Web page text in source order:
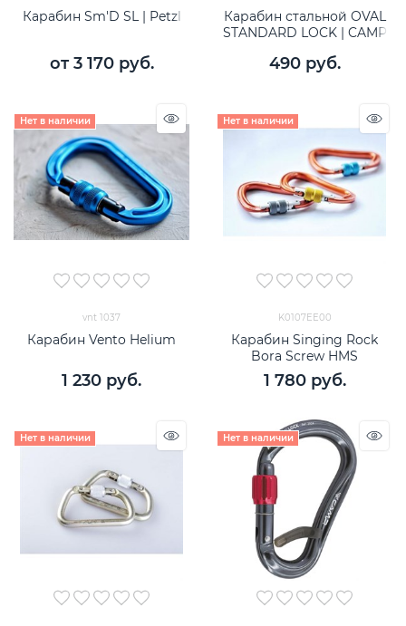
Карабин Sm'D SL | Petzl
от3 170 руб.
Карабин стальной OVAL
STANDARD LOCK | CAMP
490 руб.
Нет в наличии
vnt 1037
Карабин Vento Helium
1 230 руб.
Нет в наличии
K0107EE00
Карабин Singing Rock
Bora Screw HMS
1 780 руб.
Нет в наличии Нет в наличии